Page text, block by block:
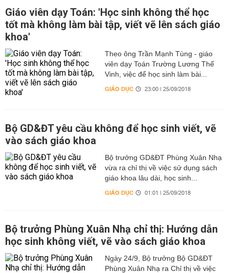
Giáo viên dạy Toán: 'Học sinh không thể học
tốt mà không làm bài tập, viết vẽ lên sách giáo
khoa'
Theo ông Trần Mạnh Tùng - giáo
viên dạy Toán Trường Lương Thế
Vinh, việc để học sinh làm bài...
GIÁO DỤC 23:00 | 25/09/2018
Bộ GD&ĐT yêu cầu không để học sinh viết, vẽ
vào sách giáo khoa
Bộ trưởng GD&ĐT Phùng Xuân Nhạ
vừa ra chỉ thị về việc sử dụng sách
giáo khoa lâu dài, học sinh...
GIÁO DỤC 01:01 | 25/09/2018
Bộ trưởng Phùng Xuân Nhạ chỉ thị: Hướng dẫn
học sinh không viết, vẽ vào sách giáo khoa
Ngày 24/9, Bộ trưởng Bộ GD&ĐT
Phùng Xuân Nhạ ra Chỉ thị về việc